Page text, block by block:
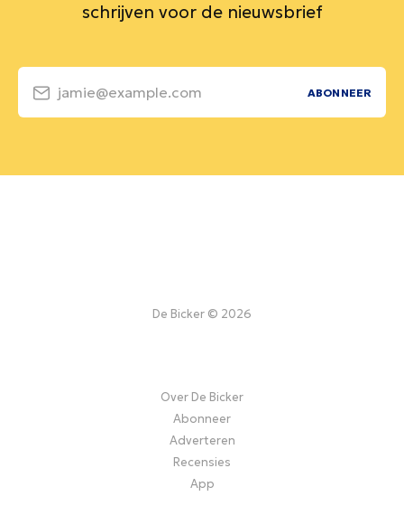
schrijven voor de nieuwsbrief
jamie@example.com ABONNEER
De Bicker © 2026
Over De Bicker
Abonneer
Adverteren
Recensies
App